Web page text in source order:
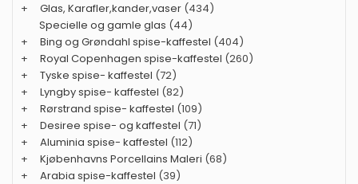
+
Glas, Karafler,kander,vaser (434)
Specielle og gamle glas (44)
+
Bing og Grøndahl spise-kaffestel (404)
+
Royal Copenhagen spise-kaffestel (260)
+
Tyske spise- kaffestel (72)
+
Lyngby spise- kaffestel (82)
+
Rørstrand spise- kaffestel (109)
+
Desiree spise- og kaffestel (71)
+
Aluminia spise- kaffestel (112)
+
Kjøbenhavns Porcellains Maleri (68)
+
Arabia spise-kaffestel (39)